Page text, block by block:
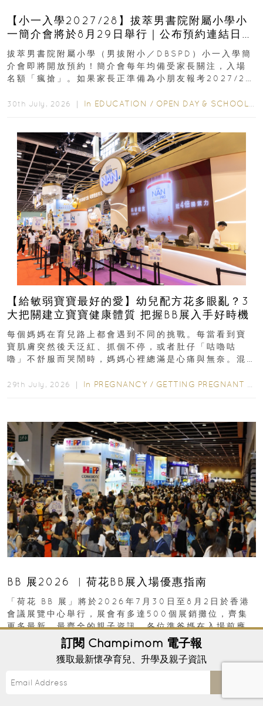
【小一入學2027/28】拔萃男書院附屬小學小
一簡介會將於8月29日舉行｜公布預約連結日期
｜更設有網上重溫
拔萃男書院附屬小學（男拔附小／DBSPD）小一入學簡
介會即將開放預約！簡介會每年均備受家長關注，入場
名額「瘋搶」。如果家長正準備為小朋友報考2027/28
30th July, 2026 ｜ In EDUCATION / OPEN DAY & SCHOOL EVENTS
【給敏弱寶寶最好的愛】幼兒配方花多眼亂？3
大把關建立寶寶健康體質 把握BB展入手好時機
每個媽媽在育兒路上都會遇到不同的挑戰。每當看到寶
寶肌膚突然後天泛紅、抓個不停，或者肚仔「咕嚕咕
嚕」不舒服而哭鬧時，媽媽心裡總滿是心痛與無奈。混
29th July, 2026 ｜ In PREGNANCY / GETTING PREGNANT
BB 展2026 ︳荷花BB展入場優惠指南
「荷花 BB 展」將於2026年7月30日至8月2日於香港
會議展覽中心舉行，展會有多達500個展銷攤位，齊集
更多最新、最齊全的親子資訊，各位準爸媽在入場前應
先閱讀購物指南...
28th July, 2026 ｜In PREGNANCY GETTING PREGNANT
訂閱 Champimom 電子報
獲取最新懷孕育兒、升學及親子資訊